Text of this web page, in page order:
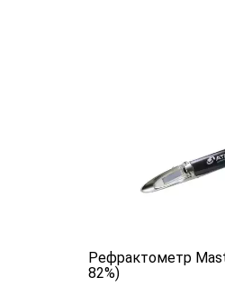
Рефрактометр
82%)